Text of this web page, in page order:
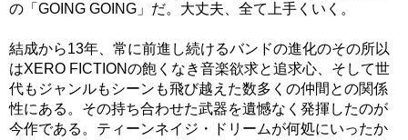
の「GOING GOING」だ。大丈夫、全て上手くいく。
結成から13年、常に前進し続けるバンドの進化のその所以
はXERO FICTIONの飽くなき音楽欲求と追求心、そして世
代もジャンルもシーンも飛び越えた数多くの仲間との関係
性にある。その持ち合わせた武器を遺憾なく発揮したのが
今作である。ティーンネイジ・ドリームが何処にいったか